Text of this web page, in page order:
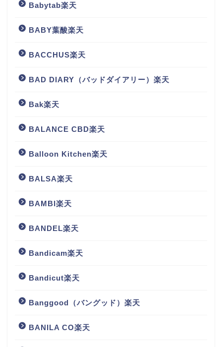
Babytab楽天
BABY葉酸楽天
BACCHUS楽天
BAD DIARY（バッドダイアリー）楽天
Bak楽天
BALANCE CBD楽天
Balloon Kitchen楽天
BALSA楽天
BAMBI楽天
BANDEL楽天
Bandicam楽天
Bandicut楽天
Banggood（バングッド）楽天
BANILA CO楽天